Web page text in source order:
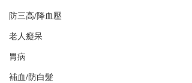
防三高/降血壓
老人癡呆
胃病
補血/防白髮